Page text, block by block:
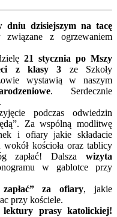
dniu dzisiejszym na tacę
związane z ogrzewaniem
21 stycznia po Mszy
z klasy 3 ze Szkoły
wystawią w naszym
. Serdecznie
podczas odwiedzin
Za wspólną modlitwę
i ofiary jakie składacie
kościoła oraz tablicy
zapłać! Dalsza wizyta
w gablotce przy
zapłać” za ofiary, jakie
przy kościele.
prasy katolickiej!